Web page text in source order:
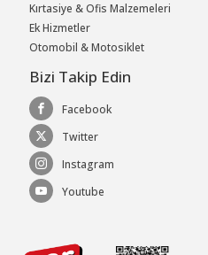
Kırtasiye & Ofis Malzemeleri
Ek Hizmetler
Otomobil & Motosiklet
Bizi Takip Edin
Facebook
Twitter
Instagram
Youtube